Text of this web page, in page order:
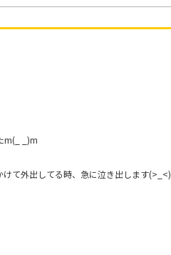
m(_ _)m
て外出してる時、急に泣き出します(>_<)